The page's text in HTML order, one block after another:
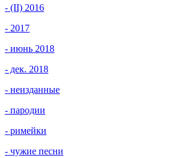
- (II) 2016
- 2017
- июнь 2018
- дек. 2018
- неизданные
- пародии
- римейки
- чужие песни